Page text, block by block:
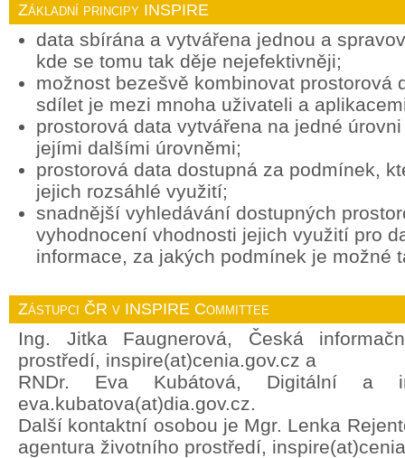
Základní principy INSPIRE
data sbírána a vytvářena jednou a
kde se tomu tak děje nejefektivněji;
možnost bezešvě kombinovat prostorová
sdílet je mezi mnoha uživateli a
prostorová data vytvářena na jedné
jejími dalšími úrovněmi;
prostorová data dostupná za podmínek,
jejich rozsáhlé využití;
snadnější vyhledávání dostupných
vyhodnocení vhodnosti jejich využití pro
informace, za jakých podmínek je možné
Zástupci ČR v INSPIRE Committee
Ing. Jitka Faugnerová, Česká
prostředí, inspire(at)cenia.gov.cz a
RNDr. Eva Kubátová, Digitální a
eva.kubatova(at)dia.gov.cz.
Další kontaktní osobou je Mgr. Lenka
agentura životního prostředí,